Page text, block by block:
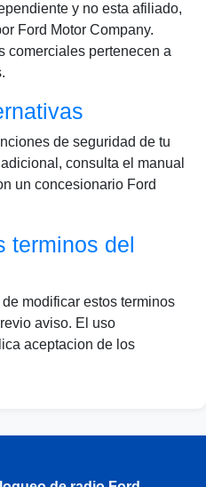
y no esta afiliado,
Ford Motor Company.
comerciales pertenecen a
de seguridad de tu
consulta el manual
un concesionario Ford
terminos del
modificar estos terminos
aviso. El uso
aceptacion de los